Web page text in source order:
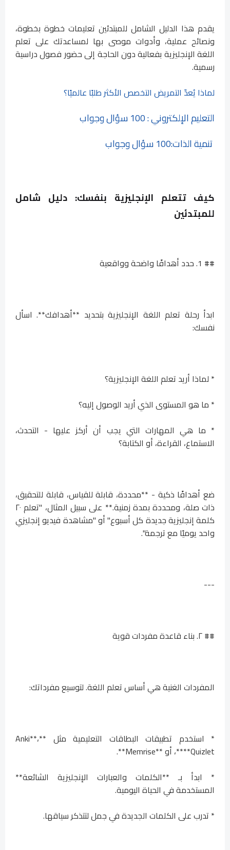
يقدم هذا الدليل الشامل للمبتدئين تعليمات خطوة بخطوة،
ونصائح عملية، وأدوات موصى بها لمساعدتك على تعلم
اللغة الإنجليزية بفعالية دون الحاجة إلى حضور فصول دراسية
رسمية.
لماذا يُعدّ التمريض التخصص الأكثر طلبًا عالميًا؟
التعليم الإلكتروني : 100 سؤال وجواب
تنمية الذات:100 سؤال وجواب
كيف تتعلم الإنجليزية بنفسك: دليل شامل
للمبتدئين
## 1. حدد أهدافًا واضحة وواقعية
ابدأ رحلة تعلم اللغة الإنجليزية بتحديد **أهدافك**. اسأل
نفسك:
* لماذا أريد تعلم اللغة الإنجليزية؟
* ما هو المستوى الذي أريد الوصول إليه؟
* ما هي المهارات التي يجب أن أركز عليها - التحدث،
الاستماع، القراءة، أو الكتابة؟
ضع أهدافًا ذكية - **محددة، قابلة للقياس، قابلة للتحقيق،
ذات صلة، ومحددة بمدة زمنية.** على سبيل المثال، "تعلم ٢٠
كلمة إنجليزية جديدة كل أسبوع" أو "مشاهدة فيديو إنجليزي
واحد يوميًا مع ترجمة".
---
## ٢. بناء قاعدة مفردات قوية
المفردات الغنية هي أساس تعلم اللغة. لتوسيع مفرداتك:
* استخدم تطبيقات البطاقات التعليمية مثل **Anki**،
**Quizlet**، أو **Memrise**.
* ابدأ بـ **الكلمات والعبارات الإنجليزية الشائعة**
المستخدمة في الحياة اليومية.
* تدرب على الكلمات الجديدة في جمل لتتذكر سياقها.